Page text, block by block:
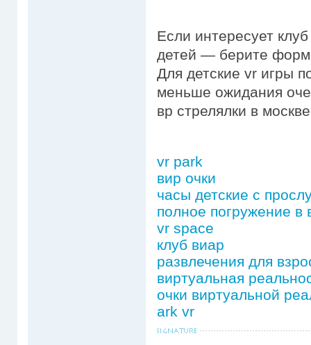
Если интересует
детей — берите
Для детские vr игры
меньше ожидания
вр стрелялки в
vr park
вир очки
часы детские с
полное погружение в
vr space
клуб виар
развлечения для
виртуальная
очки виртуальной
ark vr